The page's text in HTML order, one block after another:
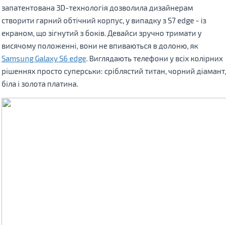
запатентована 3D-технологія дозволила дизайнерам
створити гарний обтічний корпус, у випадку з S7 edge - із
екраном, що зігнутий з боків. Девайси зручно тримати у
висячому положенні, вони не впиваються в долоню, як
Samsung Galaxy S6 edge. Виглядають телефони у всіх колірних
рішеннях просто суперськи: сріблястий титан, чорний діамант,
біла і золота платина.